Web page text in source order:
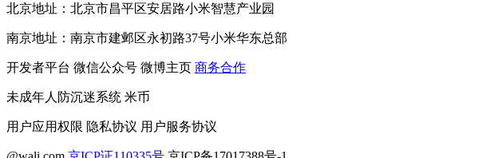
北京地址：北京市昌平区安居路小米智慧产业园
南京地址：南京市建邺区永初路37号小米华东总部
开发者平台 微信公众号 微博主页 商务合作
未成年人防沉迷系统 米币
用户应用权限 隐私协议 用户服务协议